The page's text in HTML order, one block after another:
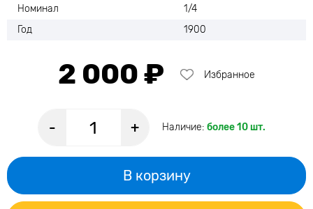
Номинал
1/4
Год
1900
2 000 ₽ Избранное
- + Наличие: более 10 шт.
В корзину